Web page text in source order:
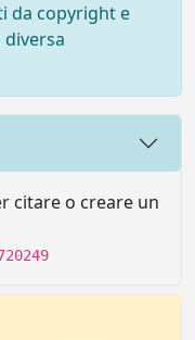
da copyright e
citare o creare un